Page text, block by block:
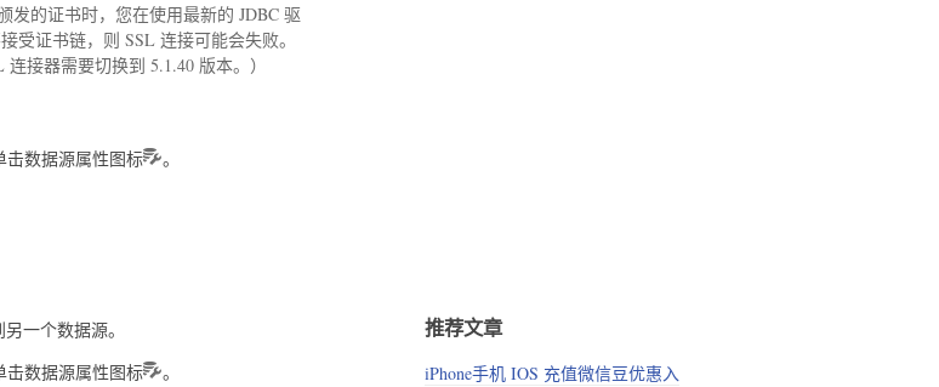
的证书时，您在使用最新的 JDBC 驱
受证书链，则 SSL 连接可能会失败。
接器需要切换到 5.1.40 版本。）
击数据源属性图标
。
一个数据源。
击数据源属性图标
。
推荐文章
iPhone手机 IOS 充值微信豆优惠入